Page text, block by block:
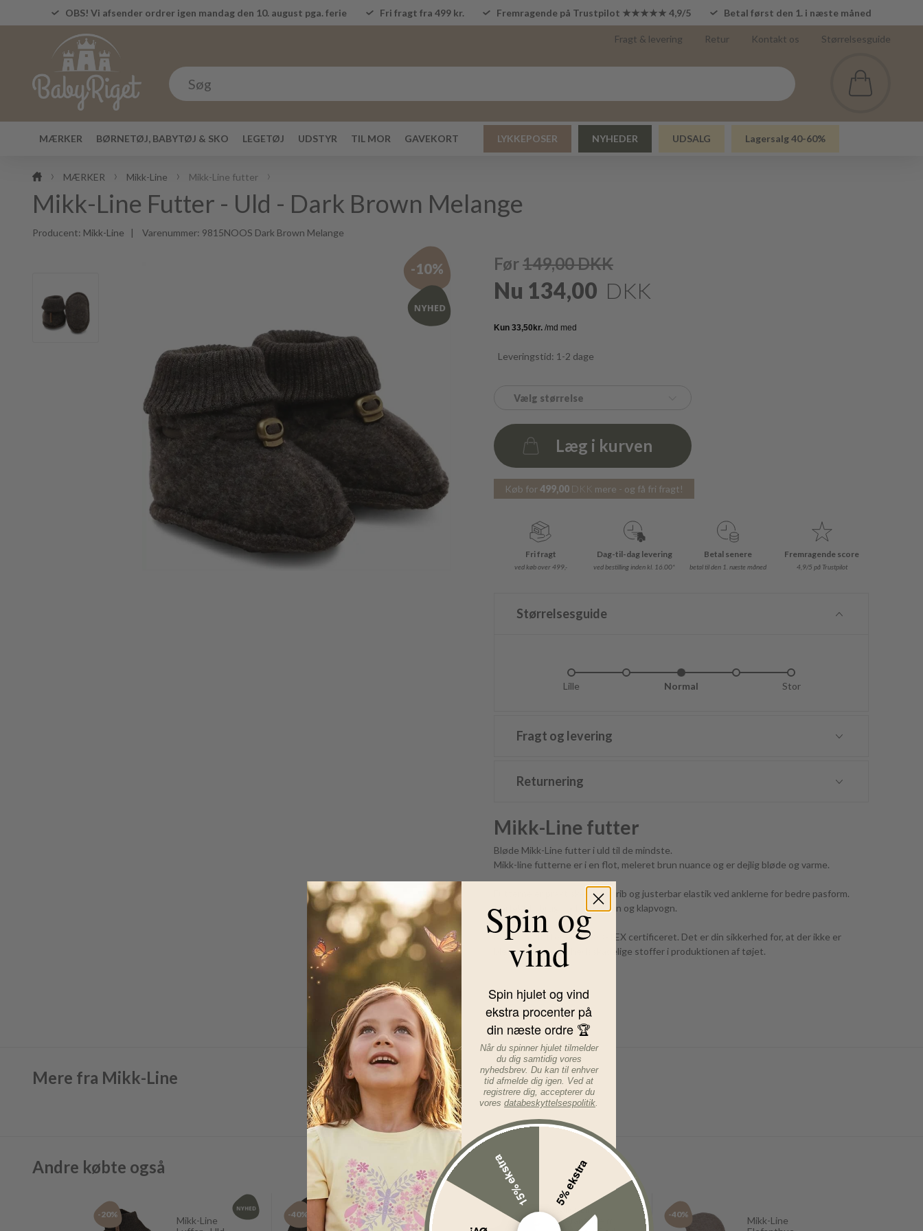
OBS! Vi afsender ordrer igen mandag den 10. august pga. ferie Fri fragt fra 499 kr. Fremragende på Trustpilot ★★★★★ 4,9/5 Betal først den 1. i næste måned
Fragt & levering Retur Kontakt os Størrelsesguide
MÆRKER BØRNETØJ, BABYTØJ & SKO LEGETØJ UDSTYR TIL MOR GAVEKORT LYKKEPOSER NYHEDER UDSALG Lagersalg 40-60%
MÆRKER Mikk-Line Mikk-Line futter
Mikk-Line Futter - Uld - Dark Brown Melange
Producent: Mikk-Line | Varenummer: 9815NOOS Dark Brown Melange
-10% Før149,00DKK
Nu 134,00 DKK
Leveringstid: 1-2 dage
Vælg størrelse
Antal
Læg i kurven
Køb for499,00 DKK mere - og få fri fragt!
Fri fragt
ved køb over 499,-
Dag-til-dag levering
ved bestilling inden kl. 16.00*
Betal senere
betal til den 1. næste måned
Fremragende score
4,9/5 på Trustpilot
Størrelsesguide
Lille Normal Stor
Fragt og levering
Returnering
Mikk-Line futter
Bløde Mikk-Line futter i uld til de mindste.
Mikk-line futterne er i en flot, meleret brun nuance og er dejlig bløde og varme.
Futterne er praktiske og har rib og justerbar elastik ved anklerne for bedre pasform.
Perfekt til brug i fx barnevogn og klapvogn.
Mikk-Line futter er OEKO-TEX certificeret. Det er din sikkerhed for, at der ikke er
blevet brugt sundhedsskadelige stoffer i produktionen af tøjet.
Mere fra Mikk-Line
Andre købte også
-20%
Mikk-Line
-40%
Mikk-Line
Ulddragt
m/lynlås &
Mikk-Line
Elefanthue m.
-40%
Mikk-Line
Spin og
vind
Spin hjulet og vind
ekstra procenter på
din næste ordre 🏆
Når du spinner hjulet tilmelder
du dig samtidig vores
nyhedsbrev. Du kan til enhver
tid afmelde dig igen. Ved at
registrere dig, accepterer du
vores databeskyttelsespolitik
5% ekstra
15% ekstra